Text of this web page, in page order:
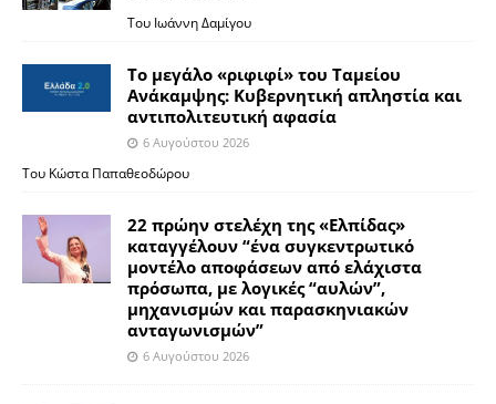
Του Ιωάννη Δαμίγου
Το μεγάλο «ριφιφί» του Ταμείου
Ανάκαμψης: Κυβερνητική απληστία και
αντιπολιτευτική αφασία
6 Αυγούστου 2026
Του Κώστα Παπαθεοδώρου
22 πρώην στελέχη της «Ελπίδας»
καταγγέλουν “ένα συγκεντρωτικό
μοντέλο αποφάσεων από ελάχιστα
πρόσωπα, με λογικές “αυλών”,
μηχανισμών και παρασκηνιακών
ανταγωνισμών”
6 Αυγούστου 2026